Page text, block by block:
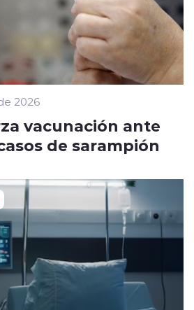
2026
vacunación ante
de sarampión